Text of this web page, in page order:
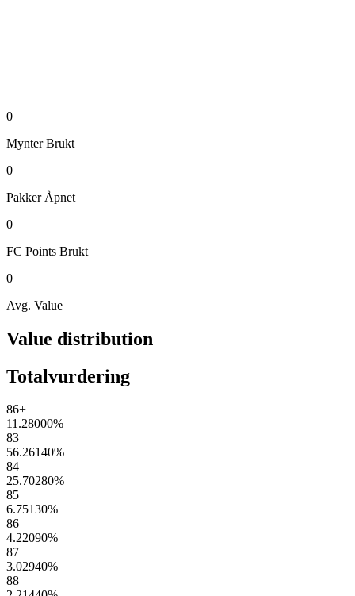
0
Mynter Brukt
0
Pakker Åpnet
0
FC Points Brukt
0
Avg. Value
Value distribution
Totalvurdering
86+
11.28000%
83
56.26140%
84
25.70280%
85
6.75130%
86
4.22090%
87
3.02940%
88